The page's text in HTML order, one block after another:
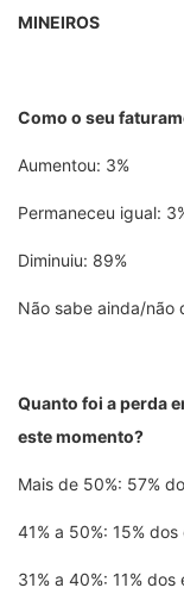
MINEIROS
Como o seu
Aumentou: 3%
Permaneceu igual:
Diminuiu: 89%
Não sabe ainda/não
Quanto foi a perda
este momento?
Mais de 50%: 57%
41% a 50%: 15%
31% a 40%: 11%